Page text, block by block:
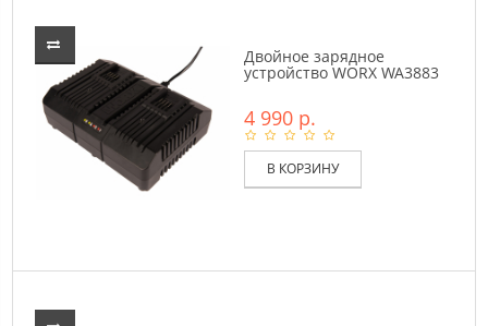
Двойное зарядное
устройство WORX WA3883
4 990 р.
В КОРЗИНУ